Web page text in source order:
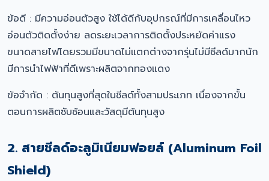
ข้อดี : มีความอ่อนตัวสูง ใช้ได้ดีกับอุปกรณ์ที่มีการเคลื่อนไหว
อ่อนตัวติดตั้งง่าย ลดระยะเวลาการติดตั้งประหยัดค่าแรง
ขนาดสายไฟโดยรวมมีขนาดไม่แตกต่างจากรุ่นไม่มีชีลด์มากนัก
มีการนำไฟฟ้าที่ดีเพราะผลิตจากทองแดง
ข้อจำกัด : ต้นทุนสูงที่สุดในชีลด์ทั้งสามประเภท เนื่องจากขั้น
ตอนการผลิตซับซ้อนและวัสดุมีต้นทุนสูง
2. สายชีลด์อะลูมิเนียมฟอยล์ (Aluminum Foil
Shield)